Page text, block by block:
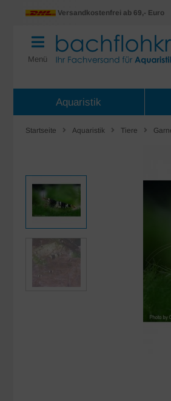
Versandkostenfrei ab 69,- Euro
Menü
Aquaristik
Startseite Aquaristik Tiere